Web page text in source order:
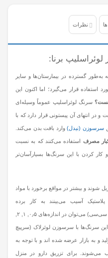
نظرات
گسترده در بیمارستان‌ها و سایر
استفاده قرار می‌گیرد؛ اما اکنون این
چست؟سرنگ لوئراسلیپ عموماً وسیله‌ای
در انتهای آن پیستونی قرار دارد که با
سرسوزن (نیدل)وارد بافت بدن می‌کند.
مصرف استفاده می‌کنند که به نسبت
کردن با این سرنگ‌ها بسیارآسان‌تر
شوند و بیشتر در مواقع برخورد با مواد
آسیب می‌بینند به کار برده
کرد. این سرنگ‌ها با سرسوزن لوئرلاک (سرپیچ
(ساده با شیب ۶ درصد) تولید و به بازار عرضه شده اند و با توجه به
می‌شوند. برای تزریق دارو در منزل